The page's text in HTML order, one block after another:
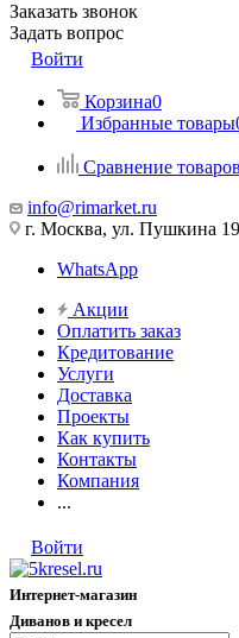
Заказать звонок
Задать вопрос
Войти
Корзина0
Избранные товары
Сравнение товаров
info@rimarket.ru
г. Москва, ул. Пушкина 19
WhatsApp
Акции
Оплатить заказ
Кредитование
Услуги
Доставка
Проекты
Как купить
Контакты
Компания
...
Войти
Интернет-магазин
Диванов и кресел